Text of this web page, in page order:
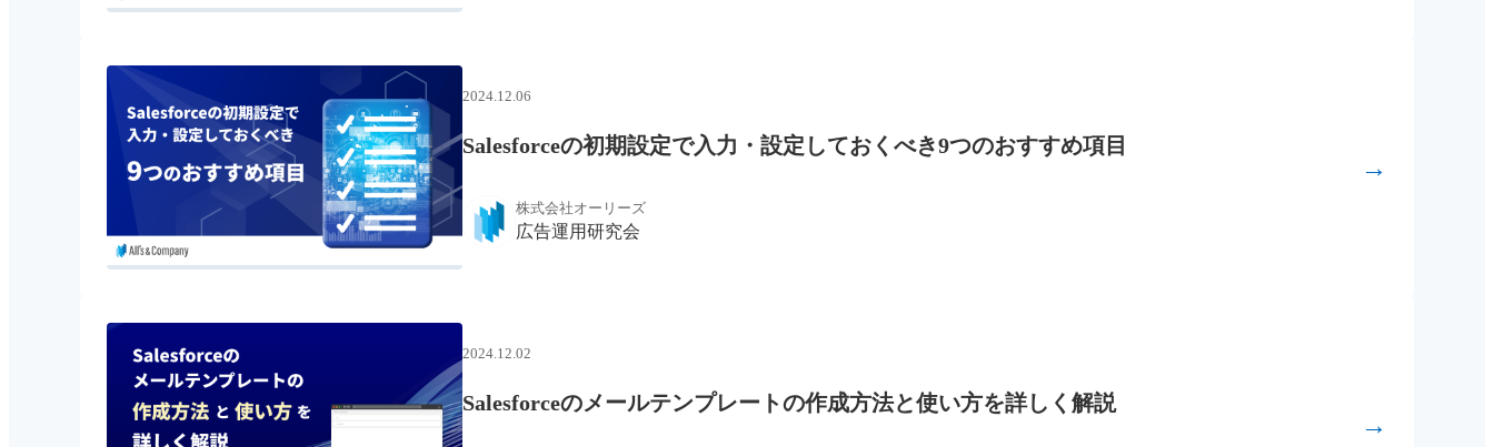
2024.12.06
Salesforceの初期設定で入力・設定しておくべき9つのおすすめ項目
株式会社オーリーズ
広告運用研究会
→
2024.12.02
Salesforceのメールテンプレートの作成方法と使い方を詳しく解説
→